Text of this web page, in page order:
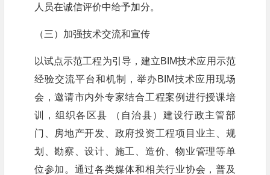
人员在诚信评价中给予加分。
（三）加强技术交流和宣传
以试点示范工程为引导，建立BIM技术应用示范
经验交流平台和机制，举办BIM技术应用现场
会，邀请市内外专家结合工程案例进行授课培
训，组织各区县 （自治县）建设行政主管部
门、房地产开发、政府投资工程项目业主、规
划、勘察、设计、施工、造价、物业管理等单
位参加。通过各类媒体和相关行业协会，普及